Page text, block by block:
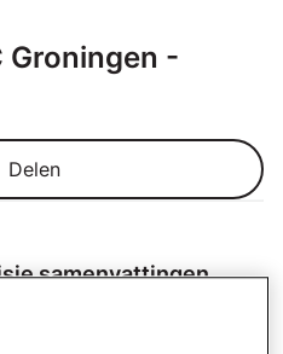
Groningen -
Delen
samenvattingen